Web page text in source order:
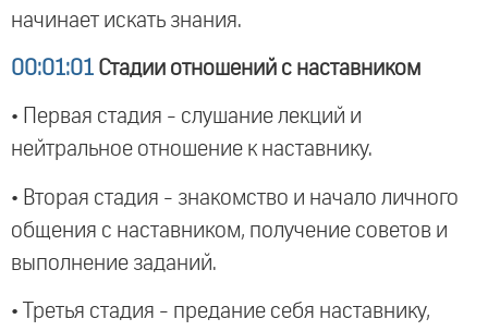
начинает искать знания.
00:01:01 Стадии отношений с наставником
• Первая стадия - слушание лекций и
нейтральное отношение к наставнику.
• Вторая стадия - знакомство и начало личного
общения с наставником, получение советов и
выполнение заданий.
• Третья стадия - предание себя наставнику,